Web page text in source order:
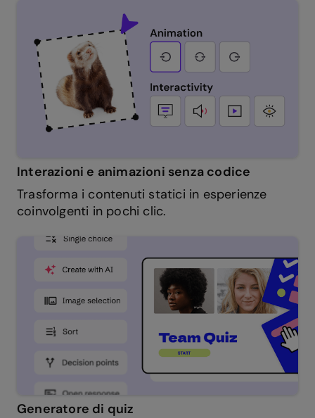
Interazioni e animazioni senza codice
Trasforma i contenuti statici in esperienze
coinvolgenti in pochi clic.
Generatore di quiz